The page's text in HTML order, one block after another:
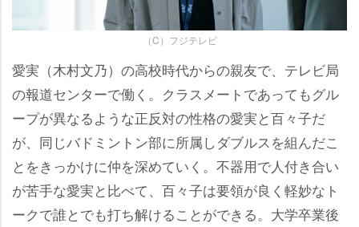
（C）フジテレビ
愛実（木村文乃）の高校時代からの親友で、テレビ局
の報道センターで働く。クラスメートであってもグル
ープが異なるような正反対の性格の愛実と百々子だ
が、同じバドミントン部に所属しダブルスを組んだこ
とをきっかけに仲を深めていく。不器用で人付き合い
が苦手な愛実と比べて、百々子は要領が良く軽妙なト
ークで誰とでも打ち解けることができる。大学卒業後